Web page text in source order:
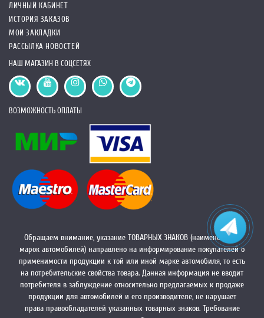
ЛИЧНЫЙ КАБИНЕТ
ИСТОРИЯ ЗАКАЗОВ
МОИ ЗАКЛАДКИ
РАССЫЛКА НОВОСТЕЙ
НАШ МАГАЗИН В СОЦСЕТЯХ
ВОЗМОЖНОСТЬ ОПЛАТЫ
Обращаем внимание, указание ТОВАРНЫХ ЗНАКОВ (наименований
марок автомобилей) направлено на информирование покупателей о
применимости продукции к той или иной марке автомобиля, то есть
на потребительские свойства товара. Данная информация не вводит
потребителя в заблуждение относительно предлагаемых к продаже
продукции для автомобилей и его производителе, не нарушает
права правообладателей указанных товарных знаков. Требование